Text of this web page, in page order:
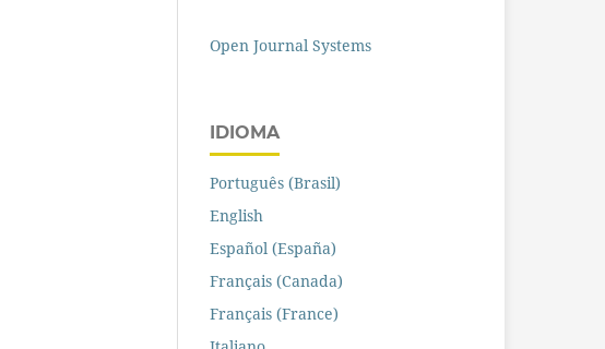
Open Journal Systems
IDIOMA
Português (Brasil)
English
Español (España)
Français (Canada)
Français (France)